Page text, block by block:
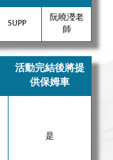
SUPP
阮曉瀅老
師
活動完結後將提
供保姆車
是